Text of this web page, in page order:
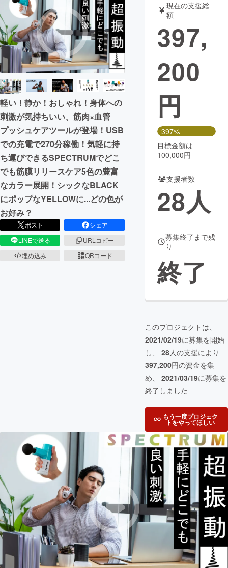
軽い！静か！おしゃれ！身体への
刺激が気持ちいい、筋肉×血管
プッシュケアツールが登場！USB
での充電で270分稼働！気軽に持
ち運びできるSPECTRUMでどこ
でも筋膜リリースケア5色の豊富
なカラー展開！シックなBLACK
にポップなYELLOWに...どの色が
お好み？
ポスト
シェア
LINEで送る
URLコピー
埋め込み
QRコード
現在の支援総
額
397,
200
円
397%
目標金額は
100,000円
支援者数
28人
募集終了まで残
り
終了
このプロジェクトは、
2021/02/19に募集を開始
し、 28人の支援により
397,200円の資金を集
め、 2021/03/19に募集を
終了しました
もう一度プロジェク
トをやってほしい